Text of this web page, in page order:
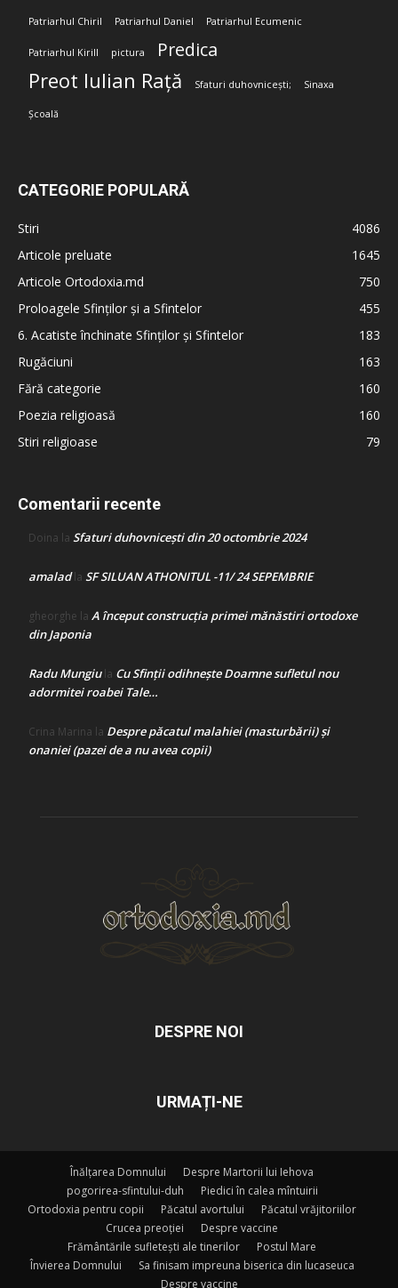
Patriarhul Chiril Patriarhul Daniel Patriarhul Ecumenic
Patriarhul Kirill pictura Predica
Preot Iulian Rață Sfaturi duhovnicești; Sinaxa
Școală
CATEGORIE POPULARĂ
Stiri
4086
Articole preluate
1645
Articole Ortodoxia.md
750
Proloagele Sfinților și a Sfintelor
455
6. Acatiste închinate Sfinților și Sfintelor
183
Rugăciuni
163
Fără categorie
160
Poezia religioasă
160
Stiri religioase
79
Comentarii recente
Doina la Sfaturi duhovnicești din 20 octombrie 2024
amaladla SF SILUAN ATHONITUL -11/ 24 SEPEMBRIE
gheorghe la A început construcţia primei mănăstiri ortodoxe
din Japonia
Radu Mungiula Cu Sfinții odihnește Doamne sufletul nou
adormitei roabei Tale…
Crina Marina la Despre păcatul malahiei (masturbării) şi
onaniei (pazei de a nu avea copii)
DESPRE NOI
URMAȚI-NE
Înălțarea Domnului
Despre Martorii lui Iehova
pogorirea-sfintului-duh
Piedici în calea mîntuirii
Ortodoxia pentru copii
Păcatul avortului
Păcatul vrăjitoriilor
Crucea preoției
Despre vaccine
Frământările sufletești ale tinerilor
Postul Mare
Învierea Domnului
Sa finisam impreuna biserica din lucaseuca
Despre vaccine